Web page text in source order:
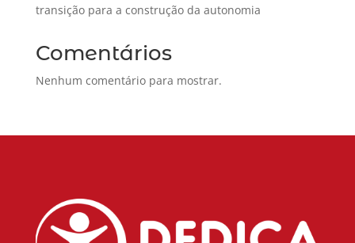
transição para a construção da autonomia
Comentários
Nenhum comentário para mostrar.